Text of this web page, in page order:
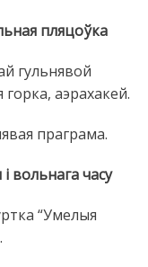
пляцоўка
гульнявой
горка, аэрахакей.
праграма.
вольнага часу
“Умелыя